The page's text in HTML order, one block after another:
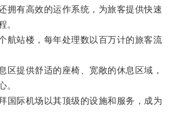
有高效的运作系统，为旅客提供快速
。
站楼，每年处理数以百万计的旅客流
提供舒适的座椅、宽敞的休息区域，
。
际机场以其顶级的设施和服务，成为